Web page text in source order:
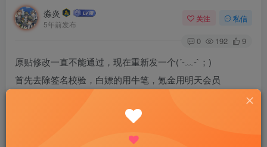
淼炎
5年前发布
关注 私信
0 192 9
原贴修改一直不能通过，现在重新发一个(´-﹏-`；)
首先去除签名校验，白嫖的用牛笔，氪金用明天会员